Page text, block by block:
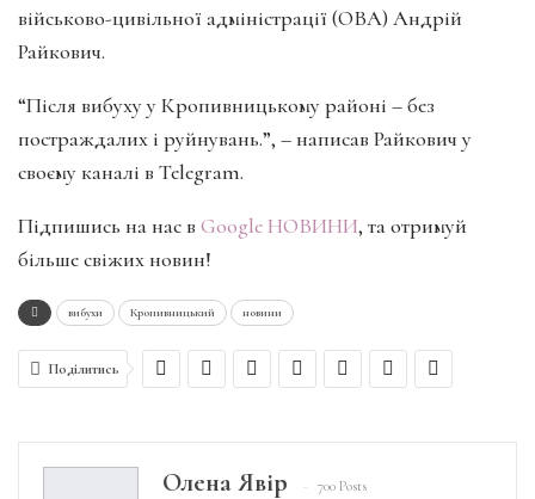
військово-цивільної адміністрації (ОВА) Андрій
Райкович.
“Після вибуху у Кропивницькому районі – без
постраждалих і руйнувань.”, – написав Райкович у
своєму каналі в Telegram.
Підпишись на нас в Google НОВИНИ, та отримуй
більше свіжих новин!
вибухи Кропивницький новини
Поділитись
Олена Явір 700 Posts